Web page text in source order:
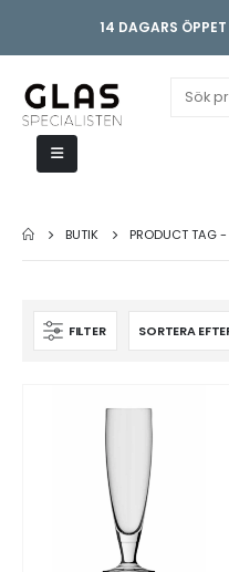
14 DAGARS
BUTIK PRODUCT TAG -
FILTER